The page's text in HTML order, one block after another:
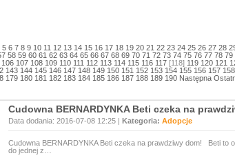
5 6 7 8 9 10 11 12 13 14 15 16 17 18 19 20 21 22 23 24 25 26 27 28
58 59 60 61 62 63 64 65 66 67 68 69 70 71 72 73 74 75 76 77 78 79
106 107 108 109 110 111 112 113 114 115 116 117 [118] 119 120 121
143 144 145 146 147 148 149 150 151 152 153 154 155 156 157 158
179 180 181 182 183 184 185 186 187 188 189 190 Następna
Cudowna BERNARDYNKA Beti czeka na
Data dodania: 2016-07-08 12:25 | Kategoria: Adopcje
Cudowna BERNARDYNKA Beti czeka na prawdziwy dom! Beti to
do jednej z…